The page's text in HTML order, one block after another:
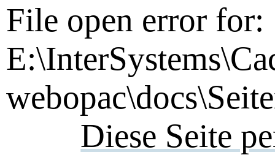
File open error for:
Diese Seite